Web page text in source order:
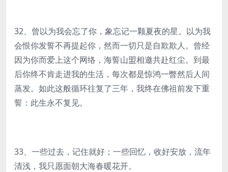
32、曾以为我会忘了你，象忘记一颗夏夜的星。以为我
会恨你发誓不再提起你，然而一切只是自欺欺人。曾经
因为你而爱上这个网络，海誓山盟相邀共赴红尘。到最
后你终不肯走进我的生活，每次都是惊鸿一瞥然后人间
蒸发。如此这般循环往复了三年，我终在佛祖前发下重
誓：此生永不复见。
33、一些过去，记住就好；一些回忆，收好安放，流年
清浅，我只愿面朝大海春暖花开。